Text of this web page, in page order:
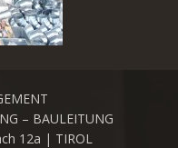
– BAULEITUNG
12a | TIROL